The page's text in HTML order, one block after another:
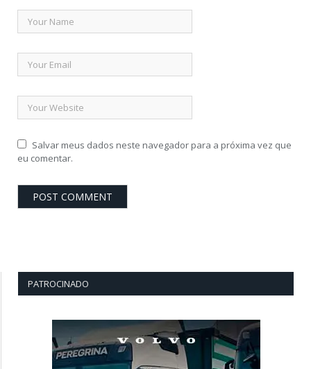
Salvar meus dados neste navegador para a próxima vez que
eu comentar.
PATROCINADO